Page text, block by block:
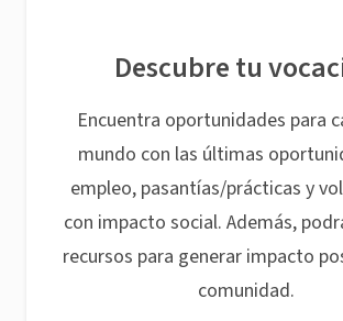
Descubre tu
Encuentra oportunidades para
mundo con las últimas
empleo, pasantías/prácticas y
con impacto social. Además,
recursos para generar impacto
comunidad.